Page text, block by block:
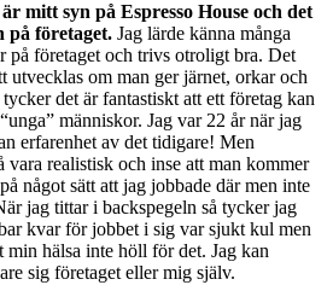
mitt syn på Espresso House och det
på företaget. Jag lärde känna många
på företaget och trivs otroligt bra. Det
utvecklas om man ger järnet, orkar och
det är fantastiskt att ett företag kan
människor. Jag var 22 år när jag
erfarenhet av det tidigare! Men
vara realistisk och inse att man kommer
något sätt att jag jobbade där men inte
jag tittar i backspegeln så tycker jag
kvar för jobbet i sig var sjukt kul men
min hälsa inte höll för det. Jag kan
sig företaget eller mig själv.